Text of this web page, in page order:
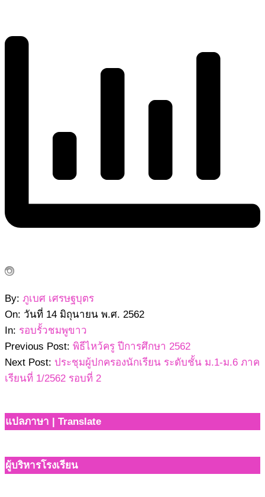
2562-
06-
14
By: ภูเบศ เศรษฐบุตร
On: วันที่ 14 มิถุนายน พ.ศ. 2562
In: รอบรั้วชมพูขาว
Previous Post: พิธีไหว้ครู ปีการศึกษา 2562
Next Post: ประชุมผู้ปกครองนักเรียน ระดับชั้น ม.1-ม.6 ภาค
เรียนที่ 1/2562 รอบที่ 2
แปลภาษา | Translate
ผู้บริหารโรงเรียน